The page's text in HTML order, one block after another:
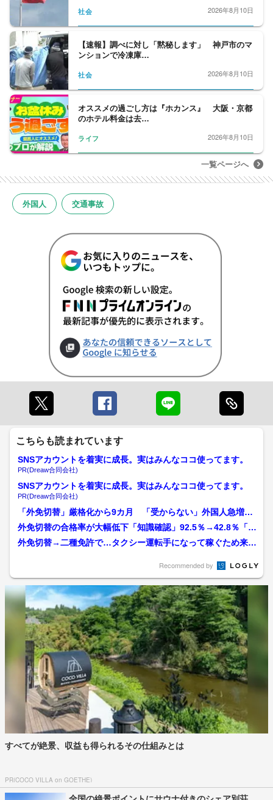
社会 2026年8月10日
【速報】調べに対し「黙秘します」 神戸市のマ
ンションで冷凍庫…
社会 2026年8月10日
オススメの過ごし方は『ホカンス』 大阪・京都
のホテル料金は去…
ライフ 2026年8月10日
一覧ページへ
外国人 交通事故
こちらも読まれています
SNSアカウントを着実に成長。実はみんなココ使ってます。
PR(Dreaw合同会社)
SNSアカウントを着実に成長。実はみんなココ使ってます。
PR(Dreaw合同会社)
「外免切替」厳格化から9カ月 「受からない」外国人急増で
教習所の受講者増加 日本...
外免切替の合格率が大幅低下「知識確認」92.5％→42.8％「技
能確認」30.4...
外免切替→二種免許で…タクシー運転手になって稼ぐため来日
Recommended by
すべてが絶景、収益も得られるその仕組みとは
PR(COCO VILLA on GOETHE)